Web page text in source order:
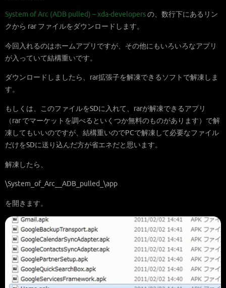
System of Arc (ADB pulled) – xda-developersの、数行下にあるリン
クから rar ファイルをダウンロードします。
今回入れるのはホームアプリですが、その他にもいろいろなアプリ
が入っていて結構重いです。
ダウンロードしましたら、rar拡張子を解凍できるソフトで解凍しま
す。
もしくは、このファイルをSDに入れて、rarが解凍できるアプリ
（rar でマーケットを調べるといくつか無料のものがあります）で解
凍してもいいのですが、結構重いのでPCで解凍して必要なファイル
だけをSDに送り込んだ方が省エネだと思います。
解凍したら、
\System_of_Arc__ADB_pulled_\app
を開きます。